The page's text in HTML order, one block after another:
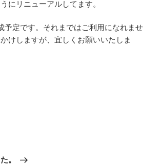
にリニューアルしてます。
予定です。それまではご利用になれませ
けしますが、宜しくお願いいたしま
。